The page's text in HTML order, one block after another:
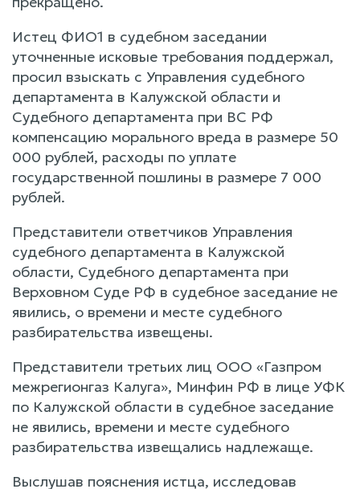
Истец ФИО1 в судебном заседании
уточненные исковые требования поддержал,
просил взыскать с Управления судебного
департамента в Калужской области и
Судебного департамента при ВС РФ
компенсацию морального вреда в размере 50
000 рублей, расходы по уплате
государственной пошлины в размере 7 000
рублей.
Представители ответчиков Управления
судебного департамента в Калужской
области, Судебного департамента при
Верховном Суде РФ в судебное заседание не
явились, о времени и месте судебного
разбирательства извещены.
Представители третьих лиц ООО «Газпром
межрегионгаз Калуга», Минфин РФ в лице УФК
по Калужской области в судебное заседание
не явились, времени и месте судебного
разбирательства извещались надлежаще.
Выслушав пояснения истца, исследовав